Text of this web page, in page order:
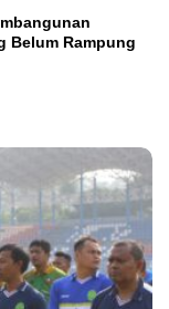
Belum Rampung